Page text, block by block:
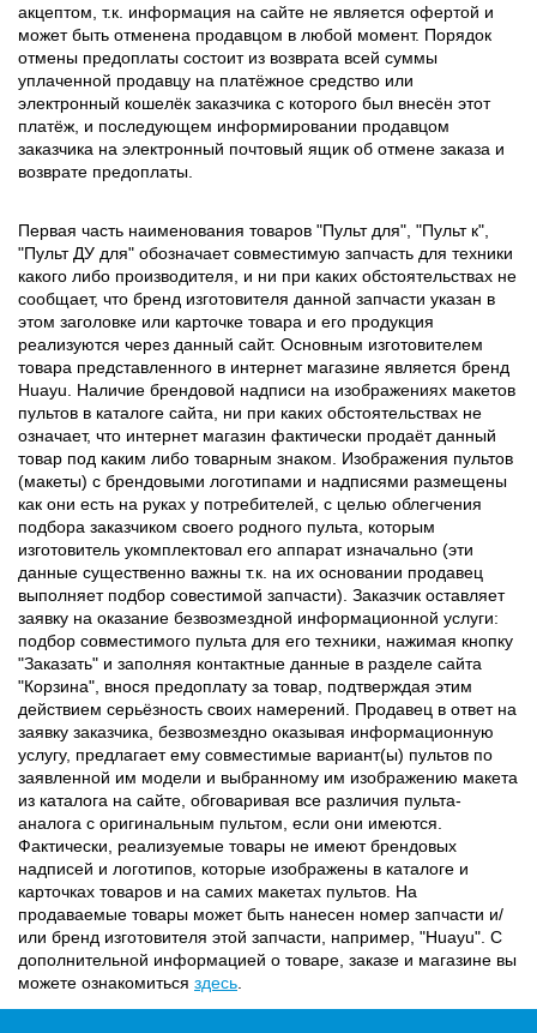
акцептом, т.к. информация на сайте не является офертой и
может быть отменена продавцом в любой момент. Порядок
отмены предоплаты состоит из возврата всей суммы
уплаченной продавцу на платёжное средство или
электронный кошелёк заказчика с которого был внесён этот
платёж, и последующем информировании продавцом
заказчика на электронный почтовый ящик об отмене заказа и
возврате предоплаты.
Первая часть наименования товаров "Пульт для", "Пульт к",
"Пульт ДУ для" обозначает совместимую запчасть для техники
какого либо производителя, и ни при каких обстоятельствах не
сообщает, что бренд изготовителя данной запчасти указан в
этом заголовке или карточке товара и его продукция
реализуются через данный сайт. Основным изготовителем
товара представленного в интернет магазине является бренд
Huayu. Наличие брендовой надписи на изображениях макетов
пультов в каталоге сайта, ни при каких обстоятельствах не
означает, что интернет магазин фактически продаёт данный
товар под каким либо товарным знаком. Изображения пультов
(макеты) с брендовыми логотипами и надписями размещены
как они есть на руках у потребителей, с целью облегчения
подбора заказчиком своего родного пульта, которым
изготовитель укомплектовал его аппарат изначально (эти
данные существенно важны т.к. на их основании продавец
выполняет подбор совестимой запчасти). Заказчик оставляет
заявку на оказание безвозмездной информационной услуги:
подбор совместимого пульта для его техники, нажимая кнопку
"Заказать" и заполняя контактные данные в разделе сайта
"Корзина", внося предоплату за товар, подтверждая этим
действием серьёзность своих намерений. Продавец в ответ на
заявку заказчика, безвозмездно оказывая информационную
услугу, предлагает ему совместимые вариант(ы) пультов по
заявленной им модели и выбранному им изображению макета
из каталога на сайте, обговаривая все различия пульта-
аналога с оригинальным пультом, если они имеются.
Фактически, реализуемые товары не имеют брендовых
надписей и логотипов, которые изображены в каталоге и
карточках товаров и на самих макетах пультов. На
продаваемые товары может быть нанесен номер запчасти и/
или бренд изготовителя этой запчасти, например, "Huayu". С
дополнительной информацией о товаре, заказе и магазине вы
можете ознакомиться здесь